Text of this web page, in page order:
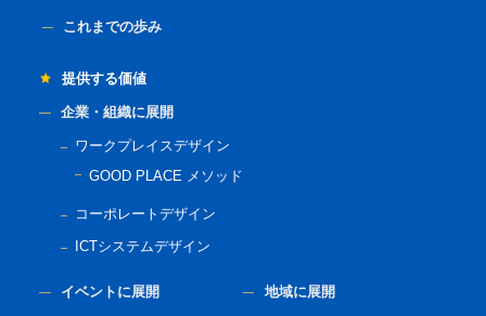
これまでの歩み
提供する価値
企業・組織に展開
ワークプレイスデザイン
GOOD PLACE メソッド
コーポレートデザイン
ICTシステムデザイン
イベントに展開 地域に展開